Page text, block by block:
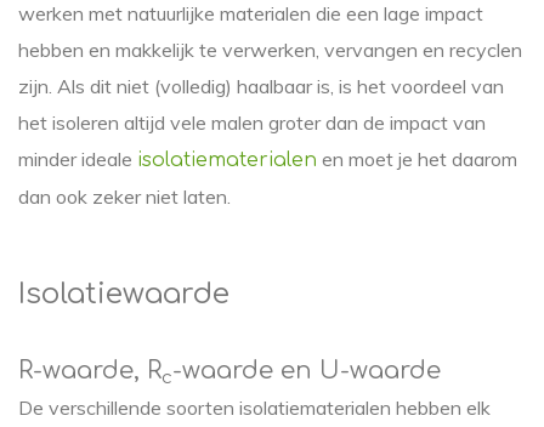
werken met natuurlijke materialen die een lage impact
hebben en makkelijk te verwerken, vervangen en recyclen
zijn. Als dit niet (volledig) haalbaar is, is het voordeel van
het isoleren altijd vele malen groter dan de impact van
minder ideale isolatiematerialen en moet je het daarom
dan ook zeker niet laten.
Isolatiewaarde
R-waarde, Rc-waarde en U-waarde
De verschillende soorten isolatiematerialen hebben elk